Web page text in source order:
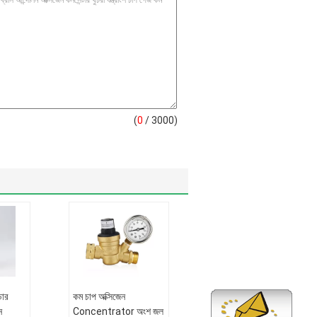
(0 / 3000)
কম চাপ অক্সিজেন
Concentrator অংশ জল